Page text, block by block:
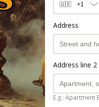
🇺🇸 +1
Address
Address line
E.g.: Apartment